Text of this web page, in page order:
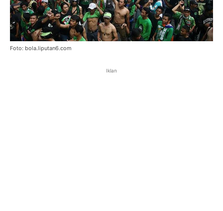
Foto: bola.liputan6.com
Iklan